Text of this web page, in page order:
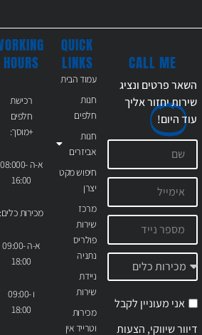
QUICK
LINKS
עמוד הבית
חנות
חלפים
חנות
אביזרים
חיפוש מקט
יצרן
מרכז
שירות
פולריס
נתניה
ניידת
שירות
מכירות
וטרייד אין
HOURS
רכישת
חלפים
+מוסך:
א-ה 08:000-
16:00
מכירות כלים:
א-ה 09:00-
18:00
ו 09:00-
18:00
CALL ME
השאר פרטים ונציג
שירות יחזור אליך
עודהיום!
אני מעוניין לקבל
דיוור שיווקי, הצעות